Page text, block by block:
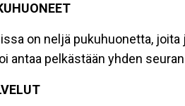
on neljä pukuhuonetta,
antaa pelkästään yhden